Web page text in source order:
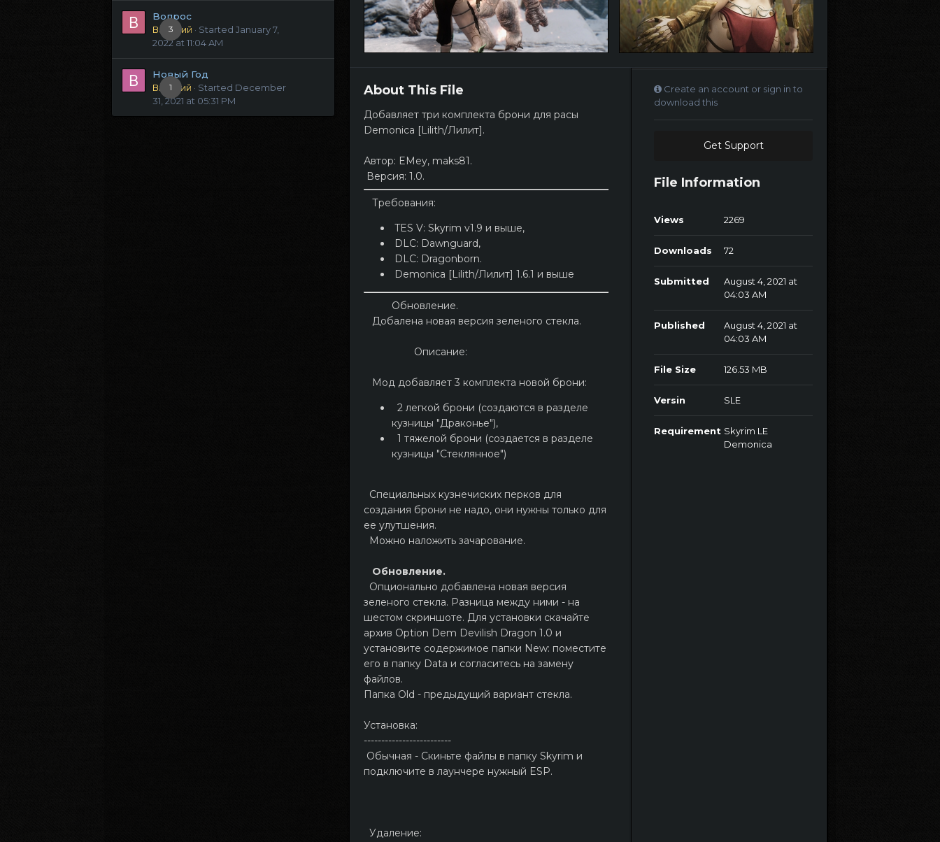
3
Вопрос
Василий · StartedJanuary 7,
2022 at 11:04 AM
1
Новый Год
Виталий · Started December
31, 2021 at 05:31 PM
About This File
Добавляет три комплекта брони для расы
Demonica [Lilith/Лилит].
Автор: EMey, maks81.
Версия: 1.0.
Требования:
TES V: Skyrim v1.9 и выше,
DLC: Dawnguard,
DLC: Dragonborn.
Demonica [Lilith/Лилит] 1.6.1 и выше
Обновление.
Добалена новая версия зеленого стекла.
Описание:
Мод добавляет 3 комплекта новой брони:
2 легкой брони (создаются в разделе
кузницы "Драконье"),
1 тяжелой брони (создается в разделе
кузницы "Стеклянное")
Специальных кузнечиских перков для
создания брони не надо, они нужны только для
ее улутшения.
Можно наложить зачарование.
Обновление.
Опционально добавлена новая версия
зеленого стекла. Разница между ними - на
шестом скриншоте. Для установки скачайте
архив Option Dem Devilish Dragon 1.0 и
установите содержимое папки New: поместите
его в папку Data и согласитесь на замену
файлов.
Папка Old - предыдущий вариант стекла.
Установка:
-------------------------
Обычная - Скиньте файлы в папку Skyrim и
подключите в лаунчере нужный ESP.
Удаление:
Create an account or sign in to
download this
Get Support
File Information
Views 2269
Downloads 72
Submitted
August 4, 2021 at
04:03 AM
Published
August 4, 2021 at
04:03 AM
File Size 126.53 MB
Versin SLE
Requirement Skyrim LE
Demonica